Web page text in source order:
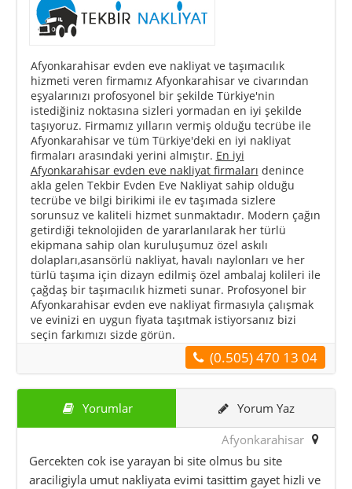
Afyonkarahisar evden eve nakliyat ve taşımacılık
hizmeti veren firmamız Afyonkarahisar ve civarından
eşyalarınızı profosyonel bir şekilde Türkiye'nin
istediğiniz noktasına sizleri yormadan en iyi şekilde
taşıyoruz. Firmamız yılların vermiş olduğu tecrübe ile
Afyonkarahisar ve tüm Türkiye'deki en iyi nakliyat
firmaları arasındaki yerini almıştır. En iyi
Afyonkarahisar evden eve nakliyat firmaları denince
akla gelen Tekbir Evden Eve Nakliyat sahip olduğu
tecrübe ve bilgi birikimi ile ev taşımada sizlere
sorunsuz ve kaliteli hizmet sunmaktadır. Modern çağın
getirdiği teknolojiden de yararlanılarak her türlü
ekipmana sahip olan kuruluşumuz özel askılı
dolapları,asansörlü nakliyat, havalı naylonları ve her
türlü taşıma için dizayn edilmiş özel ambalaj kolileri ile
çağdaş bir taşımacılık hizmeti sunar. Profosyonel bir
Afyonkarahisar evden eve nakliyat firmasıyla çalışmak
ve evinizi en uygun fiyata taşıtmak istiyorsanız bizi
seçin farkımızı sizde görün.
(0.505) 470 13 04
Yorumlar
Yorum Yaz
Afyonkarahisar
Gercekten cok ise yarayan bi site olmus bu site
araciligiyla umut nakliyata evimi tasittim gayet hizli ve